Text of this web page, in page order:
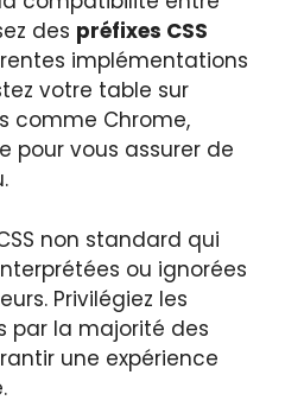
des préfixes CSS
implémentations
votre table sur
comme Chrome,
pour vous assurer de
non standard qui
ou ignorées
Privilégiez les
par la majorité des
une expérience